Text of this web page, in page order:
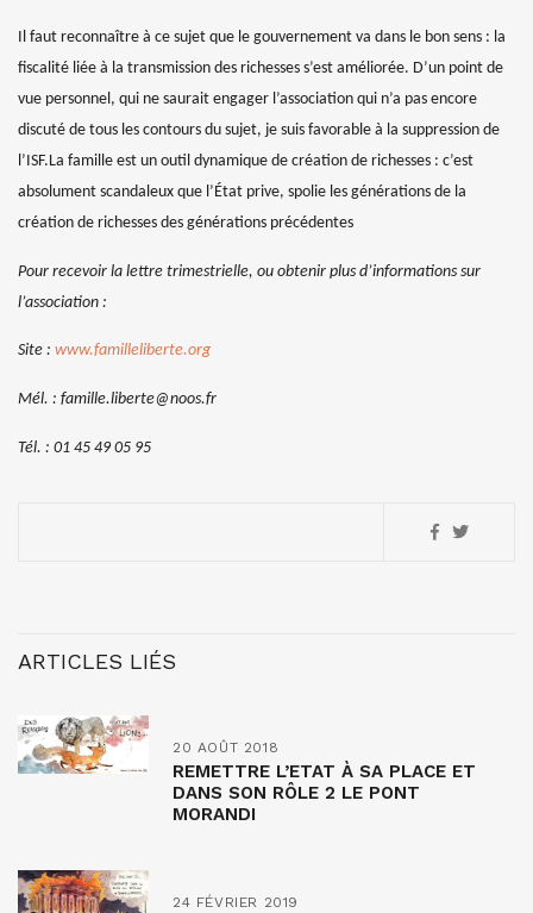
Il faut reconnaître à ce sujet que le gouvernement va dans le bon sens : la
fiscalité liée à la transmission des richesses s’est améliorée. D’un point de
vue personnel, qui ne saurait engager l’association qui n’a pas encore
discuté de tous les contours du sujet, je suis favorable à la suppression de
l’ISF.La famille est un outil dynamique de création de richesses : c’est
absolument scandaleux que l’État prive, spolie les générations de la
création de richesses des générations précédentes
Pour recevoir la lettre trimestrielle, ou obtenir plus d’informations sur
l’association :
Site : www.familleliberte.org
Mél. : famille.liberte@noos.fr
Tél. : 01 45 49 05 95
ARTICLES LIÉS
20 AOÛT 2018
REMETTRE L’ETAT À SA PLACE ET
DANS SON RÔLE 2 LE PONT
MORANDI
24 FÉVRIER 2019